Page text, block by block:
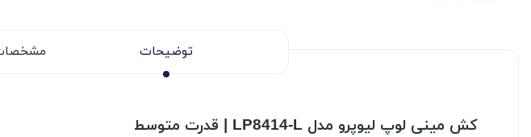
توضیحات
کش مینی لوپ لیوپرو مدل LP8414-L | قدرت متوسط